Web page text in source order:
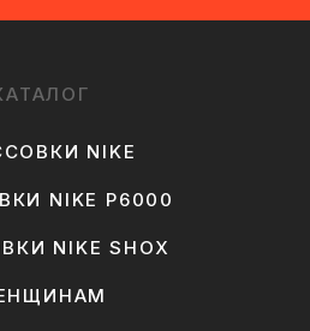
NIKE
NIKE P6000
NIKE SHOX